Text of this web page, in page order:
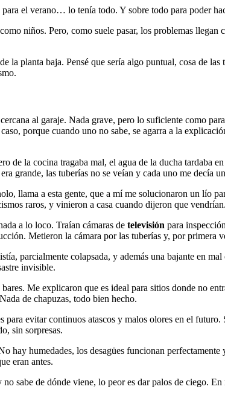
el verano… lo tenía todo. Y sobre todo para poder
niños. Pero, como suele pasar, los problemas llegan
la planta baja. Pensé que sería algo puntual, cosa de
al garaje. Nada grave, pero lo suficiente como
porque cuando uno no sabe, se agarra a la
de la cocina tragaba mal, el agua de la ducha tardaba
grande, las tuberías no se veían y cada uno me decía
llama a esta gente, que a mí me solucionaron un lío
raros, y vinieron a casa cuando dijeron que vendrían.
a lo loco. Traían cámaras de televisión para
Metieron la cámara por las tuberías y, por primera
parcialmente colapsada, y además una bajante en mal
invisible.
Me explicaron que es ideal para sitios donde no
de chapuzas, todo bien hecho.
evitar continuos atascos y malos olores en el
sin sorpresas.
hay humedades, los desagües funcionan
eran antes.
sabe de dónde viene, lo peor es dar palos de ciego.